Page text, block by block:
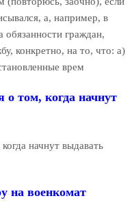
а, например, в
граждан,
конкретно, на то, что: а)
врем
о том, когда начнут
начнут выдавать
на военкомат